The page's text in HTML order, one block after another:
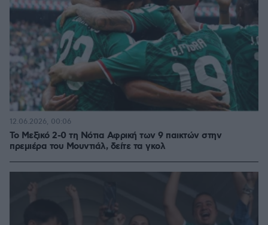
Το Μεξικό 2-0 τη Νότια Αφρική των 9 παικτών στην
πρεμιέρα του Μουντιάλ, δείτε τα γκολ
12.06.2026, 00:06